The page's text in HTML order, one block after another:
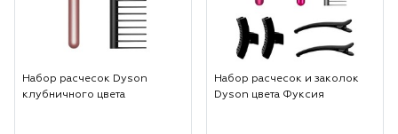
Набор расчесок Dyson
клубничного цвета
Набор расчесок и заколок
Dyson цвета Фуксия